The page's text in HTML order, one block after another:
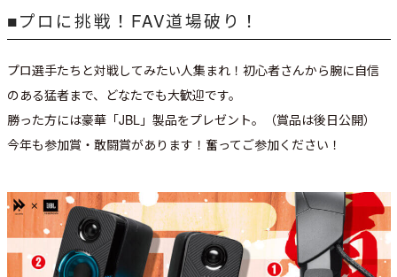
■プロに挑戦！FAV道場破り！
プロ選手たちと対戦してみたい人集まれ！初心者さんから腕に自信
のある猛者まで、どなたでも大歓迎です。
勝った方には豪華「JBL」製品をプレゼント。（賞品は後日公開）
今年も参加賞・敢闘賞があります！奮ってご参加ください！